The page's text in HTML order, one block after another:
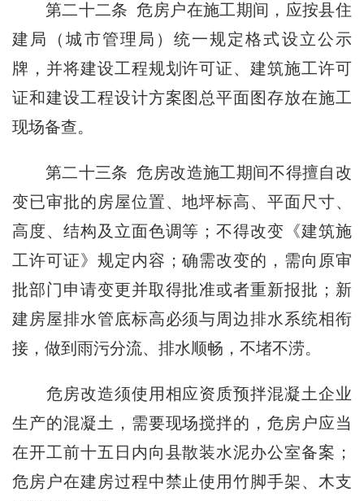
第二十二条 危房户在施工期间，应按县住
建局（城市管理局）统一规定格式设立公示
牌，并将建设工程规划许可证、建筑施工许可
证和建设工程设计方案图总平面图存放在施工
现场备查。
第二十三条 危房改造施工期间不得擅自改
变已审批的房屋位置、地坪标高、平面尺寸、
高度、结构及立面色调等；不得改变《建筑施
工许可证》规定内容；确需改变的，需向原审
批部门申请变更并取得批准或者重新报批；新
建房屋排水管底标高必须与周边排水系统相衔
接，做到雨污分流、排水顺畅，不堵不涝。
危房改造须使用相应资质预拌混凝土企业
生产的混凝土，需要现场搅拌的，危房户应当
在开工前十五日内向县散装水泥办公室备案；
危房户在建房过程中禁止使用竹脚手架、木支